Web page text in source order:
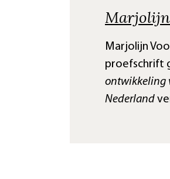
Marjolijn
Marjolijn
proefschrift
ontwikkeling
Nederland